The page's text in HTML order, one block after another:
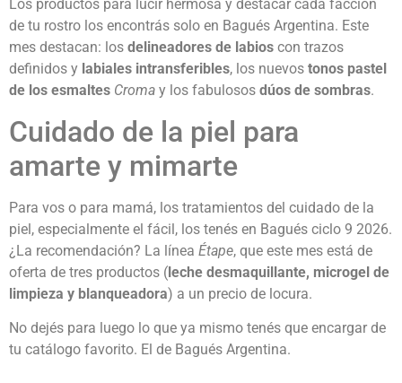
Los productos para lucir hermosa y destacar cada facción
de tu rostro los encontrás solo en Bagués Argentina. Este
mes destacan: los delineadores de labios con trazos
definidos y labiales intransferibles, los nuevos tonos pastel
de los esmaltes Croma y los fabulosos dúos de sombras.
Cuidado de la piel para
amarte y mimarte
Para vos o para mamá, los tratamientos del cuidado de la
piel, especialmente el fácil, los tenés en Bagués ciclo 9 2026.
¿La recomendación? La línea Étape, que este mes está de
oferta de tres productos (leche desmaquillante, microgel de
limpieza y blanqueadora) a un precio de locura.
No dejés para luego lo que ya mismo tenés que encargar de
tu catálogo favorito. El de Bagués Argentina.